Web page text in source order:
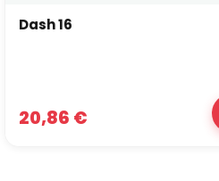
Dash 16
20,86 €